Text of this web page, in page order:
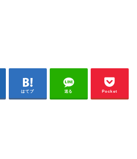
はてブ 送る Pocket